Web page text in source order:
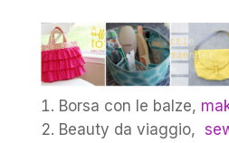
Borsa con le balze,
Beauty da viaggio,